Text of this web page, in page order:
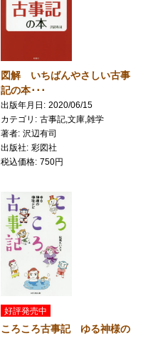
図解 いちばんやさしい古事
記の本･･･
出版年月日
2020/06/15
カテゴリ
古事記,文庫,雑学
著者 沢辺有司
出版社
彩図社
税込価格 750円
好評発売中
ころころ古事記 ゆる神様の